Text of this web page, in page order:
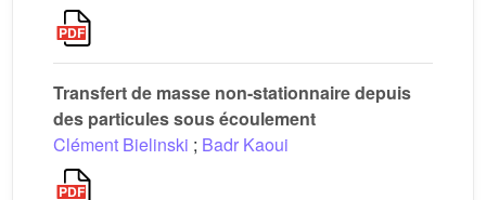
Transfert de masse non-stationnaire depuis
des particules sous écoulement
Clément Bielinski ; Badr Kaoui